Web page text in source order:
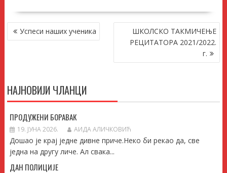
КРЕТАЊЕ
ЧЛАНКА
Успеси наших ученика
ШКОЛСКО ТАКМИЧЕЊЕ
РЕЦИТАТОРА 2021/2022.
г.
НАЈНОВИЈИ ЧЛАНЦИ
ПРОДУЖЕНИ БОРАВАК
19. ЈУНА 2026. АИДА АЛИЧКОВИЋ
Дошао је крај једне дивне приче.Неко би рекао да, све
једна на другу личе. Ал свака...
ДАН ПОЛИЦИЈЕ